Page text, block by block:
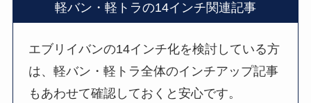
軽バン・軽トラの14インチ関連記事
エブリイバンの14インチ化を検討している方
は、軽バン・軽トラ全体のインチアップ記事
もあわせて確認しておくと安心です。